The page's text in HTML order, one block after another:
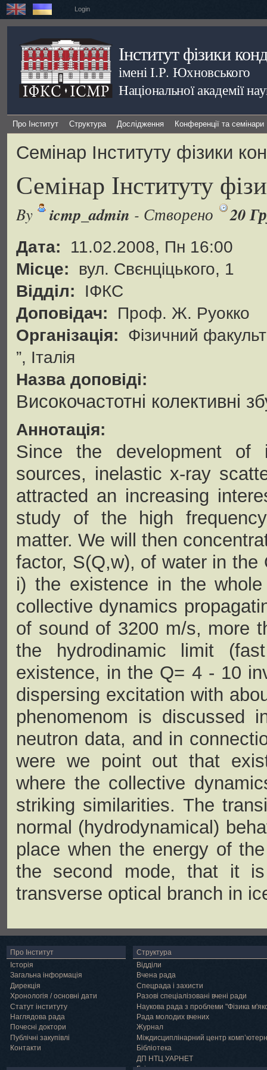
Login
Інститут фізики
імені І.Р. Юхновського
Національної академії
Про Інститут Структура Дослідження Конференції та семінари
Семінар Інституту фізики
Семінар Інституту
By icmp_admin - Створено 20
Дата:
11.02.2008, Пн 16:00
Місце:
вул. Свєнціцького, 1
Відділ:
ІФКС
Доповідач:
Проф. Ж. Руокко
Організація: Фізичний
”, Італія
Назва доповіді:
Високочастотні колективні
Аннотація:
Since the development of
sources, inelastic x-ray
attracted an increasing
study of the high
matter. We will then
factor, S(Q,w), of water in
i) the existence in the
collective dynamics
of sound of 3200 m/s, more
the hydrodinamic limit
existence, in the Q= 4 - 10
dispersing excitation with
phenomenom is discussed
neutron data, and in
were we point out that
where the collective
striking similarities. The
normal (hydrodynamical)
place when the energy of
the second mode, that it
transverse optical branch in
Про Інститут
Історія
Загальна інформація
Дирекція
Хронологія / основні дати
Статут інституту
Наглядова рада
Почесні доктори
Публічні закупівлі
Контакти
Структура
Відділи
Вчена рада
Спецрада і захисти
Разові спеціалізовані вчені ради
Наукова рада з проблеми "Фізика
Рада молодих вчених
Журнал
Міждисциплінарний центр
Бібліотека
ДП НТЦ УАРНЕТ